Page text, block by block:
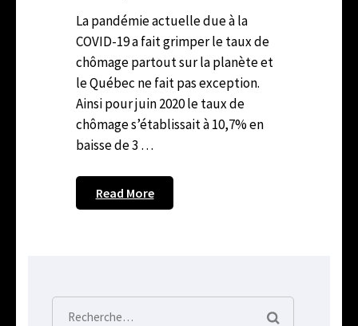
La pandémie actuelle due à la
COVID-19 a fait grimper le taux de
chômage partout sur la planète et
le Québec ne fait pas exception.
Ainsi pour juin 2020 le taux de
chômage s’établissait à 10,7% en
baisse de 3 …
Read More
Rechercher :